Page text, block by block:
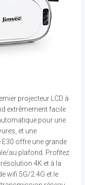
projecteur LCD à
extrêmement facile
pour une
et une
offre une grande
au plafond. Profitez
4K et à la
wifi 5G/2.4G et le